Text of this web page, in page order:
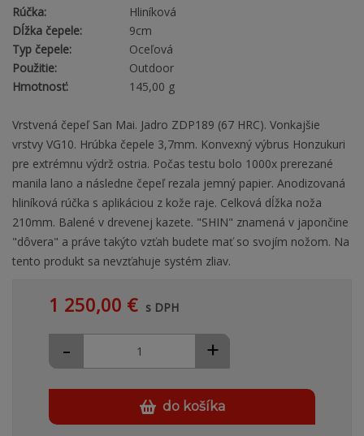
Rúčka:
Hliníková
Dĺžka čepele:
9cm
Typ čepele:
Oceľová
Použitie:
Outdoor
Hmotnosť:
145,00 g
Vrstvená čepeľ San Mai. Jadro ZDP189 (67 HRC). Vonkajšie
vrstvy VG10. Hrúbka čepele 3,7mm. Konvexný výbrus Honzukuri
pre extrémnu výdrž ostria. Počas testu bolo 1000x prerezané
manila lano a následne čepeľ rezala jemný papier. Anodizovaná
hliníková rúčka s aplikáciou z kože raje. Celková dĺžka noža
210mm. Balené v drevenej kazete. "SHIN" znamená v japončine
"dôvera" a práve takýto vzťah budete mať so svojím nožom. Na
tento produkt sa nevzťahuje systém zliav.
1 250,00 € s DPH
+
-
do košíka